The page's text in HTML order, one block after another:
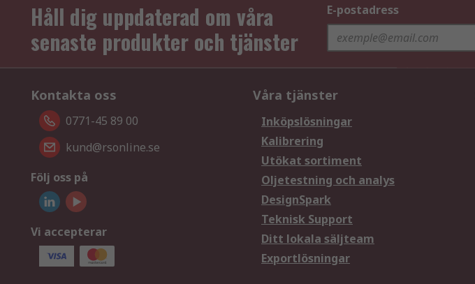
Håll dig uppdaterad om våra
senaste produkter och tjänster
E-postadress
Kontakta oss
0771-45 89 00
kund@rsonline.se
Följ oss på
Vi accepterar
Våra tjänster
Inköpslösningar
Kalibrering
Utökat sortiment
Oljetestning och analys
DesignSpark
Teknisk Support
Ditt lokala säljteam
Exportlösningar